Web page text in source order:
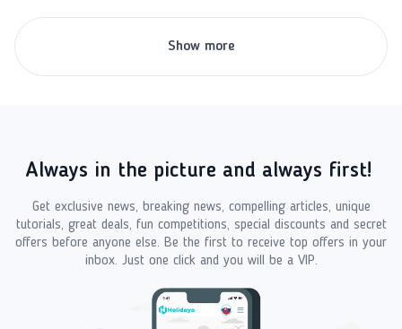
Show more
Always in the picture and always first!
Get exclusive news, breaking news, compelling articles, unique
tutorials, great deals, fun competitions, special discounts and secret
offers before anyone else. Be the first to receive top offers in your
inbox. Just one click and you will be a VIP.